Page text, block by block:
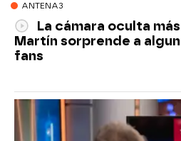
ANTENA3
La cámara oculta
Martín sorprende a
fans